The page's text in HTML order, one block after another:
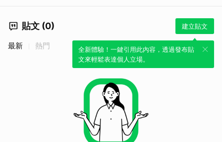
貼文 (0) 建立貼文
全新體驗！一鍵引用此內容，透過發布貼
文來輕鬆表達個人立場。
最新 熱門